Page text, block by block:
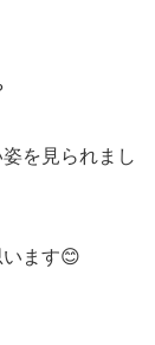
を見られまし
ます😊